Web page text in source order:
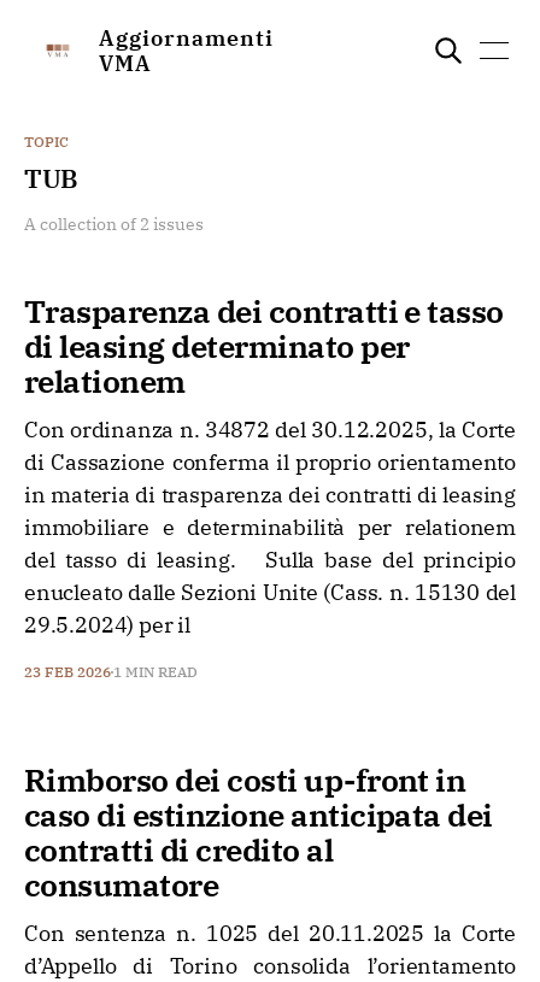
Aggiornamenti
VMA
TOPIC
TUB
A collection of 2 issues
Trasparenza dei contratti e tasso
di leasing determinato per
relationem
Con ordinanza n. 34872 del 30.12.2025, la Corte
di Cassazione conferma il proprio orientamento
in materia di trasparenza dei contratti di leasing
immobiliare e determinabilità per relationem
del tasso di leasing. Sulla base del principio
enucleato dalle Sezioni Unite (Cass. n. 15130 del
29.5.2024) per il
23 FEB 2026 1 MIN READ
Rimborso dei costi up-front in
caso di estinzione anticipata dei
contratti di credito al
consumatore
Con sentenza n. 1025 del 20.11.2025 la Corte
d’Appello di Torino consolida l’orientamento